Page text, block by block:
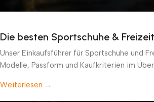
Die besten Sportschuhe &
Unser Einkaufsführer für Sportschuhe und
Modelle, Passform und Kaufkriterien im
Weiterlesen →